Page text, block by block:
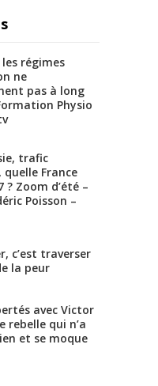
régimes
ne
pas à long
Physio
trafic
quelle France
? Zoom d’été –
Poisson –
c’est traverser
la peur
avec Victor
rebelle qui n’a
et se moque